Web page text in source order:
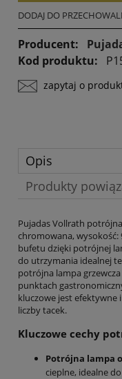
DODAJ DO
Producent:
Kod produktu:
zapytaj o
Opis
Produkty
Pujadas Vollrath
chromowana, wysokość:
bufetu dzięki potrójnej
do utrzymania idealnej
potrójna lampa
punktach
kluczowe jest efektywne
liczby tacek.
Kluczowe cechy
Potrójna lampa
cieplne, idealne